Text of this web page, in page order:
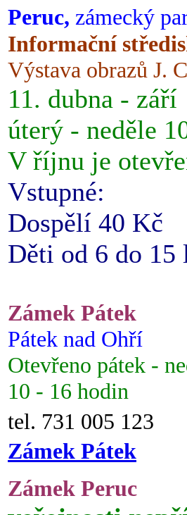
Peruc, zámecký
Informační
Výstava obrazů J.
11. dubna - září
úterý - neděle
V říjnu je
Vstupné:
Dospělí 40 Kč
Děti od 6 do 15
Zámek Pátek
Pátek nad Ohří
Otevřeno pátek -
10 - 16 hodin
tel. 731 005 123
Zámek Pátek
Zámek Peruc